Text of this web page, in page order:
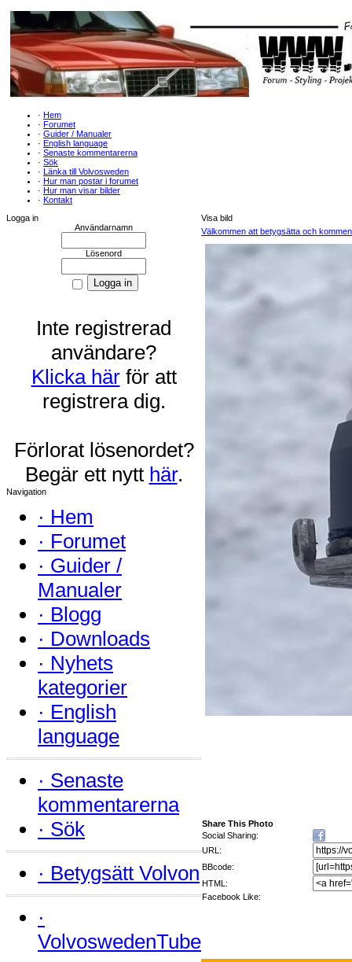
· Hem
· Forumet
· Guider / Manualer
· English language
· Senaste kommentarerna
· Sök
· Länka till Volvosweden
· Hur man postar i forumet
· Hur man visar bilder
· Kontakt
Logga in
Användarnamn
Lösenord
Inte registrerad
användare?
Klicka härför att
registrera dig.
Förlorat lösenordet?
Begär ett nytt här.
Navigation
· Hem
· Forumet
· Guider /
Manualer
· Blogg
· Downloads
· Nyhets
kategorier
· English
language
· Senaste
kommentarerna
· Sök
· Betygsätt Volvon
·
VolvoswedenTube
Visa bild
Välkommen att betygsätta och
Share This Photo
Social Sharing:
URL:
BBcode:
HTML:
Facebook Like: